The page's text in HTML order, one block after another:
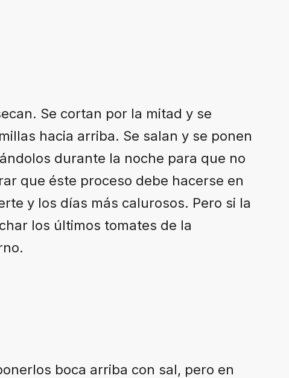
Se cortan por la mitad y se
hacia arriba. Se salan y se ponen
durante la noche para que no
que éste proceso debe hacerse en
y los días más calurosos. Pero si la
los últimos tomates de la
boca arriba con sal, pero en